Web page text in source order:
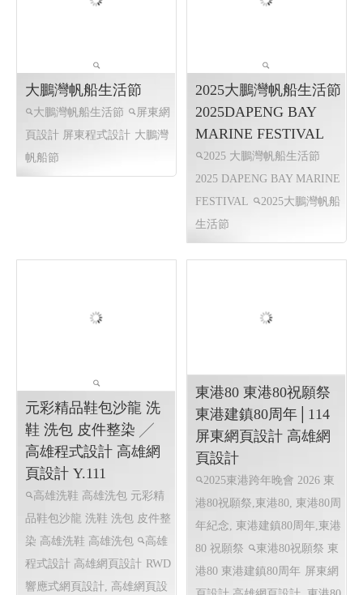
JY WATER ╱屏東網頁
設計 程式設計 Y.111
金字塔能量水機,淨水器,RO
逆滲透
屏東網頁設計 程式
設計 高雄網頁設計,RWD 響
應式網頁設計, 企業形象網頁
機械系統, 煞車系統,電器系
統 ,車廂系統
台南網頁設計
高雄網頁設計 客制化網頁,
RWD 響應式網頁設計, 多語
系網頁, 客製化網站管理後台,
高雄網頁設計
大鵬灣帆船生活節
大鵬灣帆船生活節
屏東網
頁設計 屏東程式設計
大鵬灣
帆船節
2025大鵬灣帆船生活節
2025DAPENG BAY
MARINE FESTIVAL
2025 大鵬灣帆船生活節
2025 DAPENG BAY MARINE
FESTIVAL
2025大鵬灣帆船
生活節